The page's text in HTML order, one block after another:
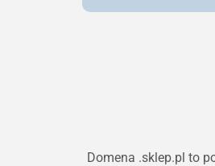
Domena .sklep.pl to